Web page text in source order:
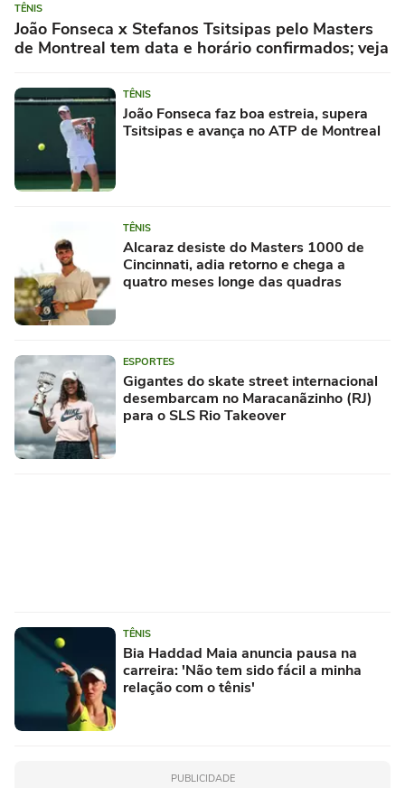
TÊNIS
João Fonseca x Stefanos Tsitsipas pelo Masters
de Montreal tem data e horário confirmados; veja
TÊNIS
João Fonseca faz boa estreia, supera
Tsitsipas e avança no ATP de Montreal
TÊNIS
Alcaraz desiste do Masters 1000 de
Cincinnati, adia retorno e chega a
quatro meses longe das quadras
ESPORTES
Gigantes do skate street internacional
desembarcam no Maracanãzinho (RJ)
para o SLS Rio Takeover
TÊNIS
Bia Haddad Maia anuncia pausa na
carreira: 'Não tem sido fácil a minha
relação com o tênis'
PUBLICIDADE